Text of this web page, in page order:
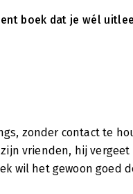
boek dat je wél
zonder contact te
vrienden, hij
wil het gewoon goed